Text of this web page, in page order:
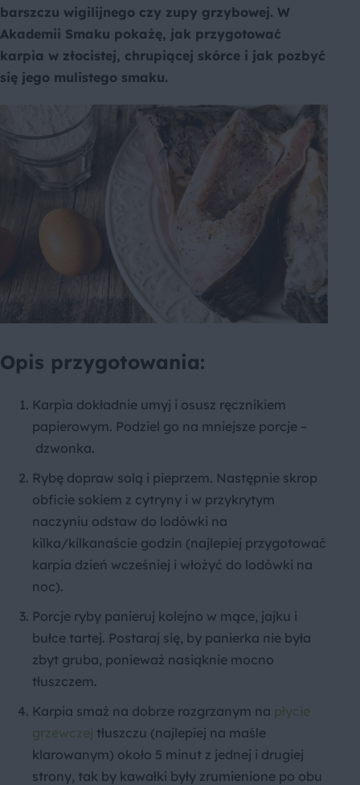
barszczu wigilijnego czy zupy grzybowej. W
Akademii Smaku pokażę, jak przygotować
karpia w złocistej, chrupiącej skórce i jak pozbyć
się jego mulistego smaku.
Opis przygotowania:
Karpia dokładnie umyj i osusz ręcznikiem
papierowym. Podziel go na mniejsze porcje –
dzwonka.
Rybę dopraw solą i pieprzem. Następnie skrop
obficie sokiem z cytryny i w przykrytym
naczyniu odstaw do lodówki na
kilka/kilkanaście godzin (najlepiej przygotować
karpia dzień wcześniej i włożyć do lodówki na
noc).
Porcje ryby panieruj kolejno w mące, jajku i
bułce tartej. Postaraj się, by panierka nie była
zbyt gruba, ponieważ nasiąknie mocno
tłuszczem.
Karpia smaż na dobrze rozgrzanym na płycie
grzewczej tłuszczu (najlepiej na maśle
klarowanym) około 5 minut z jednej i drugiej
strony, tak by kawałki były zrumienione po obu